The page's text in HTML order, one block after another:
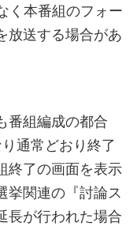
く本番組のフォー
放送する場合があ
番組編成の都合
通常どおり終了
終了の画面を表示
挙関連の『討論ス
長が行われた場合